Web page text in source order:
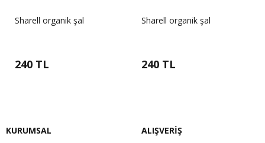
Sharell organik şal
240 TL
Sharell organik şal
240 TL
KURUMSAL ALIŞVERİŞ